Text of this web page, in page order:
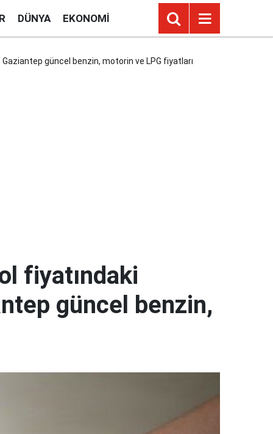
DÜNYA EKONOMI
güncel benzin, motorin ve LPG fiyatları
fiyatındaki
güncel benzin,